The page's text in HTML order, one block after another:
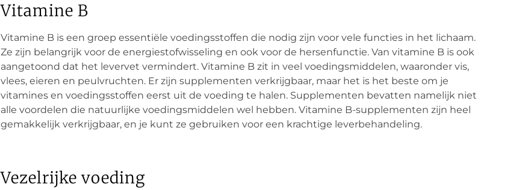
Vitamine B
Vitamine B is een groep essentiële voedingsstoffen die nodig zijn voor vele functies in het lichaam.
Ze zijn belangrijk voor de energiestofwisseling en ook voor de hersenfunctie. Van vitamine B is ook
aangetoond dat het levervet vermindert. Vitamine B zit in veel voedingsmiddelen, waaronder vis,
vlees, eieren en peulvruchten. Er zijn supplementen verkrijgbaar, maar het is het beste om je
vitamines en voedingsstoffen eerst uit de voeding te halen. Supplementen bevatten namelijk niet
alle voordelen die natuurlijke voedingsmiddelen wel hebben. Vitamine B-supplementen zijn heel
gemakkelijk verkrijgbaar, en je kunt ze gebruiken voor een krachtige leverbehandeling.
Vezelrijke voeding